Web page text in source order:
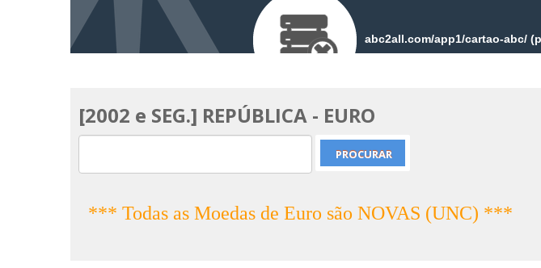
[2002 e SEG.] REPÚBLICA - EURO
*** Todas as Moedas de Euro são NOVAS (UNC) ***